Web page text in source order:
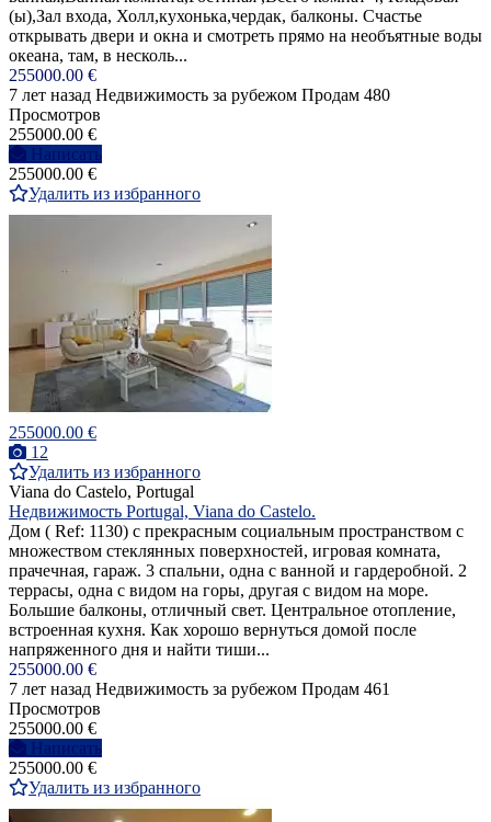
(ы),Зал входа, Холл,кухонька,чердак, балконы. Счастье
открывать двери и окна и смотреть прямо на необъятные воды
океана, там, в несколь...
255000.00 €
7 лет назад Недвижимость за рубежом Продам 480
Просмотров
255000.00 €
Написать
255000.00 €
Удалить из избранного
255000.00 €
12
Удалить из избранного
Viana do Castelo, Portugal
Недвижимость Portugal, Viana do Castelo.
Дом ( Ref: 1130) с прекрасным социальным пространством с
множеством стеклянных поверхностей, игровая комната,
прачечная, гараж. 3 спальни, одна с ванной и гардеробной. 2
террасы, одна с видом на горы, другая с видом на море.
Большие балконы, отличный свет. Центральное отопление,
встроенная кухня. Как хорошо вернуться домой после
напряженного дня и найти тиши...
255000.00 €
7 лет назад Недвижимость за рубежом Продам 461
Просмотров
255000.00 €
Написать
255000.00 €
Удалить из избранного